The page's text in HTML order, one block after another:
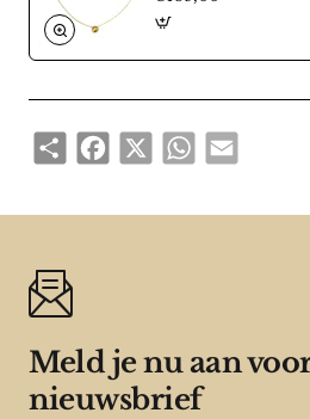
ShareFacebook
X WhatsAppEmail
Meld je nu aan
nieuwsbrief